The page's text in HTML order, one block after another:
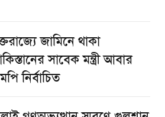
জামিনে থাকা
সাবেক মন্ত্রী আবার
নির্বাচিত